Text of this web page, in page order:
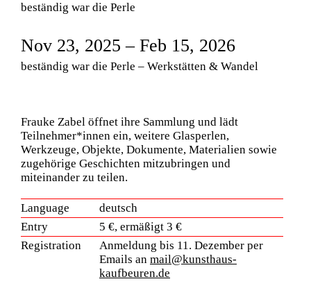
beständig war die Perle
Nov 23, 2025 – Feb 15, 2026
beständig war die Perle – Werkstätten & Wandel
Frauke Zabel öffnet ihre Sammlung und lädt
Teilnehmer*innen ein, weitere Glasperlen,
Werkzeuge, Objekte, Dokumente, Materialien sowie
zugehörige Geschichten mitzubringen und
miteinander zu teilen.
Language
deutsch
Entry
5 €, ermäßigt 3 €
Registration
Anmeldung bis 11. Dezember per
Emails an mail@kunsthaus-
kaufbeuren.de